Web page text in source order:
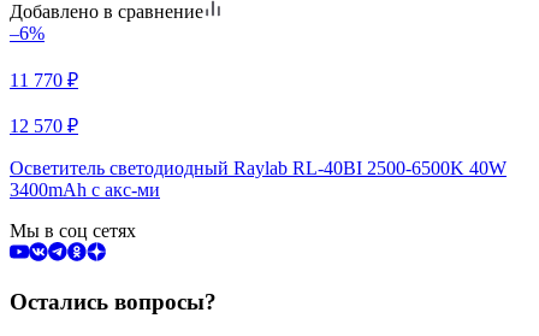
Добавлено в сравнение
–6%
11 770 ₽
12 570 ₽
Осветитель светодиодный Raylab RL-40BI 2500-6500K 40W
3400mAh c акс-ми
Мы в соц сетях
Остались вопросы?